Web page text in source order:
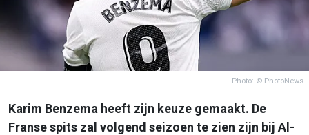
Photo: © PhotoNews
Karim Benzema heeft zijn keuze gemaakt. De
Franse spits zal volgend seizoen te zien zijn bij Al-